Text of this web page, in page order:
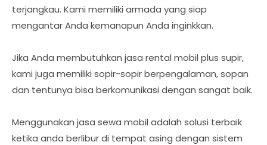
terjangkau. Kami memiliki armada yang siap
mengantar Anda kemanapun Anda inginkkan.
Jika Anda membutuhkan jasa rental mobil plus supir,
kami juga memiliki sopir-sopir berpengalaman, sopan
dan tentunya bisa berkomunikasi dengan sangat baik.
Menggunakan jasa sewa mobil adalah solusi terbaik
ketika anda berlibur di tempat asing dengan sistem